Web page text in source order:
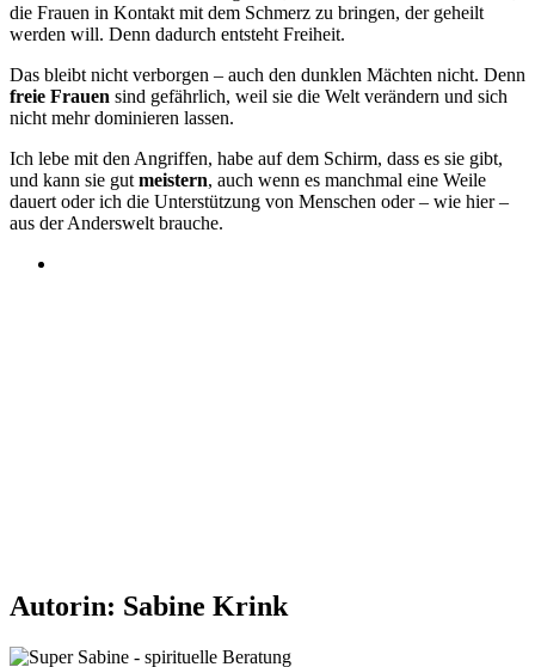
die Frauen in Kontakt mit dem Schmerz zu bringen, der geheilt
werden will. Denn dadurch entsteht Freiheit.
Das bleibt nicht verborgen – auch den dunklen Mächten nicht. Denn
freie Frauen sind gefährlich, weil sie die Welt verändern und sich
nicht mehr dominieren lassen.
Ich lebe mit den Angriffen, habe auf dem Schirm, dass es sie gibt,
und kann sie gut meistern, auch wenn es manchmal eine Weile
dauert oder ich die Unterstützung von Menschen oder – wie hier –
aus der Anderswelt brauche.
Autorin: Sabine Krink